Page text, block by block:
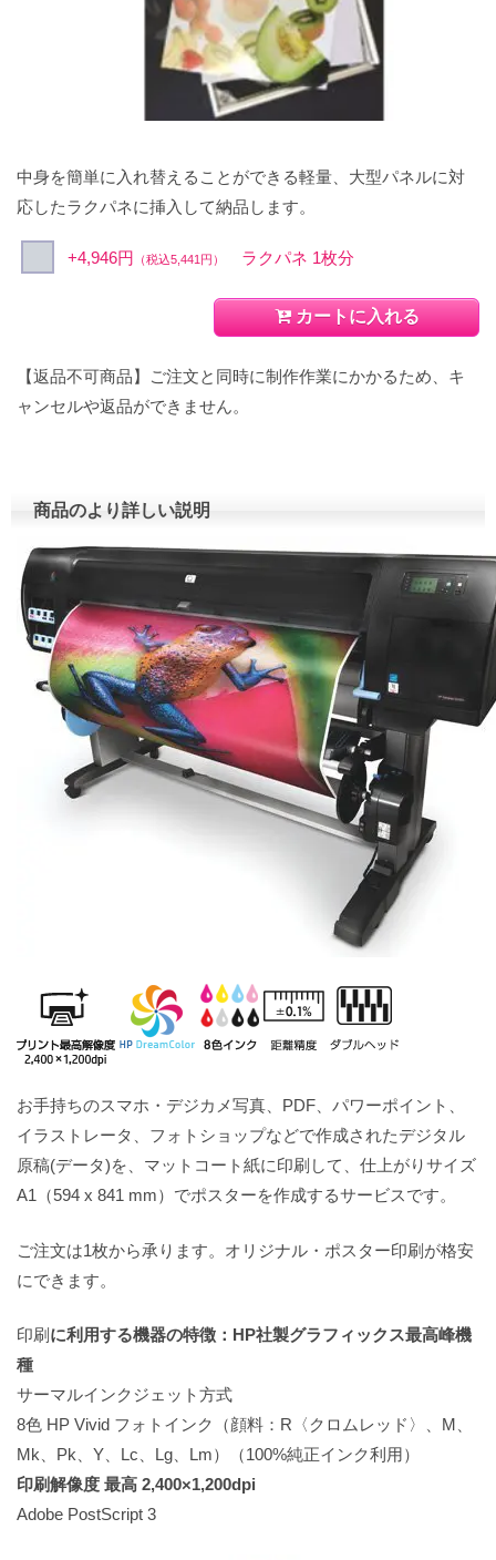
中身を簡単に入れ替えることができる軽量、大型パネルに対
応したラクパネに挿入して納品します。
+4,946円 （税込5,441円） ラクパネ 1枚分
カートに入れる
【返品不可商品】ご注文と同時に制作作業にかかるため、キ
ャンセルや返品ができません。
商品のより詳しい説明
お手持ちのスマホ・デジカメ写真、PDF、パワーポイント、
イラストレータ、フォトショップなどで作成されたデジタル
原稿(データ)を、マットコート紙に印刷して、仕上がりサイズ
A1（594 x 841 mm）でポスターを作成するサービスです。
ご注文は1枚から承ります。オリジナル・ポスター印刷が格安
にできます。
印刷 に利用する機器の特徴：HP社製グラフィックス最高峰機
種
サーマルインクジェット方式
8色 HP Vivid フォトインク（顔料：R〈クロムレッド〉、M、
Mk、Pk、Y、Lc、Lg、Lm）（100%純正インク利用）
印刷解像度 最高 2,400×1,200dpi
Adobe PostScript 3